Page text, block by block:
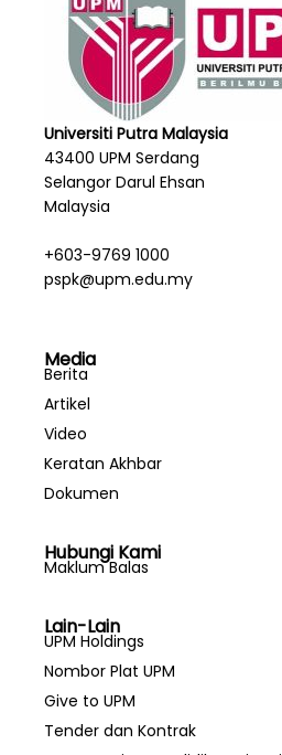
Universiti Putra Malaysia
43400 UPM Serdang
Selangor Darul Ehsan
Malaysia
+603-9769 1000
pspk@upm.edu.my
Media
Berita
Artikel
Video
Keratan Akhbar
Dokumen
Hubungi Kami
Maklum Balas
Lain-Lain
UPM Holdings
Nombor Plat UPM
Give to UPM
Tender dan Kontrak